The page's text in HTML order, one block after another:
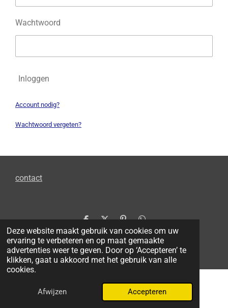
Deze website maakt gebruik van cookies om uw
ervaring te verbeteren en op maat gemaakte
advertenties weer te geven. Door op ‘Accepteren’ te
klikken, gaat u akkoord met het gebruik van alle
cookies.
Afwijzen Accepteren
Wachtwoord
Inloggen
Account nodig?
Wachtwoord vergeten?
contact
D
e
l
e
n
D
e
e
P
n
n
e
n
D
e
l
e
n
© 2026 LARP.NL by Goblin
Powered byJouwWeb